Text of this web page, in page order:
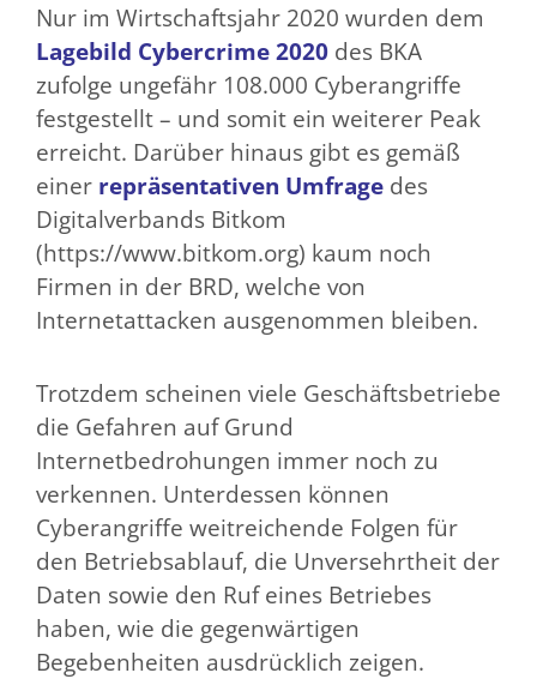
Nur im Wirtschaftsjahr 2020 wurden dem
Lagebild Cybercrime 2020 des BKA
zufolge ungefähr 108.000 Cyberangriffe
festgestellt – und somit ein weiterer Peak
erreicht. Darüber hinaus gibt es gemäß
einer repräsentativen Umfrage des
Digitalverbands Bitkom
(https://www.bitkom.org) kaum noch
Firmen in der BRD, welche von
Internetattacken ausgenommen bleiben.
Trotzdem scheinen viele Geschäftsbetriebe
die Gefahren auf Grund
Internetbedrohungen immer noch zu
verkennen. Unterdessen können
Cyberangriffe weitreichende Folgen für
den Betriebsablauf, die Unversehrtheit der
Daten sowie den Ruf eines Betriebes
haben, wie die gegenwärtigen
Begebenheiten ausdrücklich zeigen.